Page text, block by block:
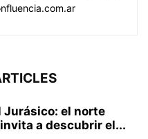
Jurásico: el norte
a descubrir el...